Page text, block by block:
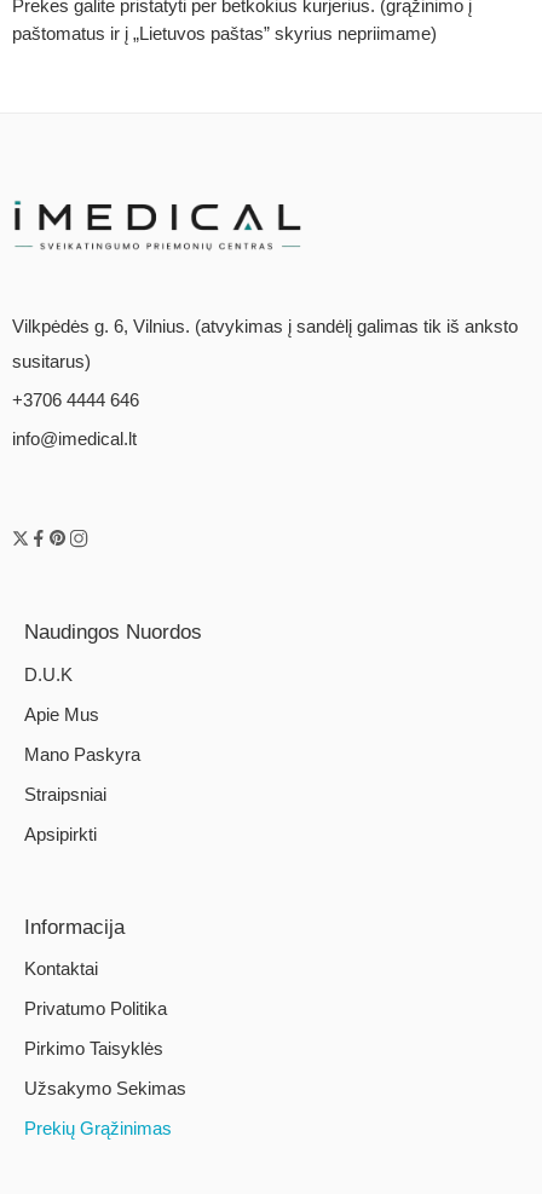
Prekes galite pristatyti per betkokius kurjerius. (grąžinimo į
paštomatus ir į „Lietuvos paštas” skyrius nepriimame)
Vilkpėdės g. 6, Vilnius. (atvykimas į sandėlį galimas tik iš anksto
susitarus)
+3706 4444 646
info@imedical.lt
Naudingos Nuordos
D.U.K
Apie Mus
Mano Paskyra
Straipsniai
Apsipirkti
Informacija
Kontaktai
Privatumo Politika
Pirkimo Taisyklės
Užsakymo Sekimas
Prekių Grąžinimas